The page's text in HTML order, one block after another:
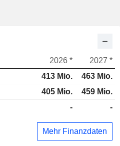
2026 *
2027 *
413 Mio.
463 Mio.
405 Mio.
459 Mio.
- -
Mehr Finanzdaten